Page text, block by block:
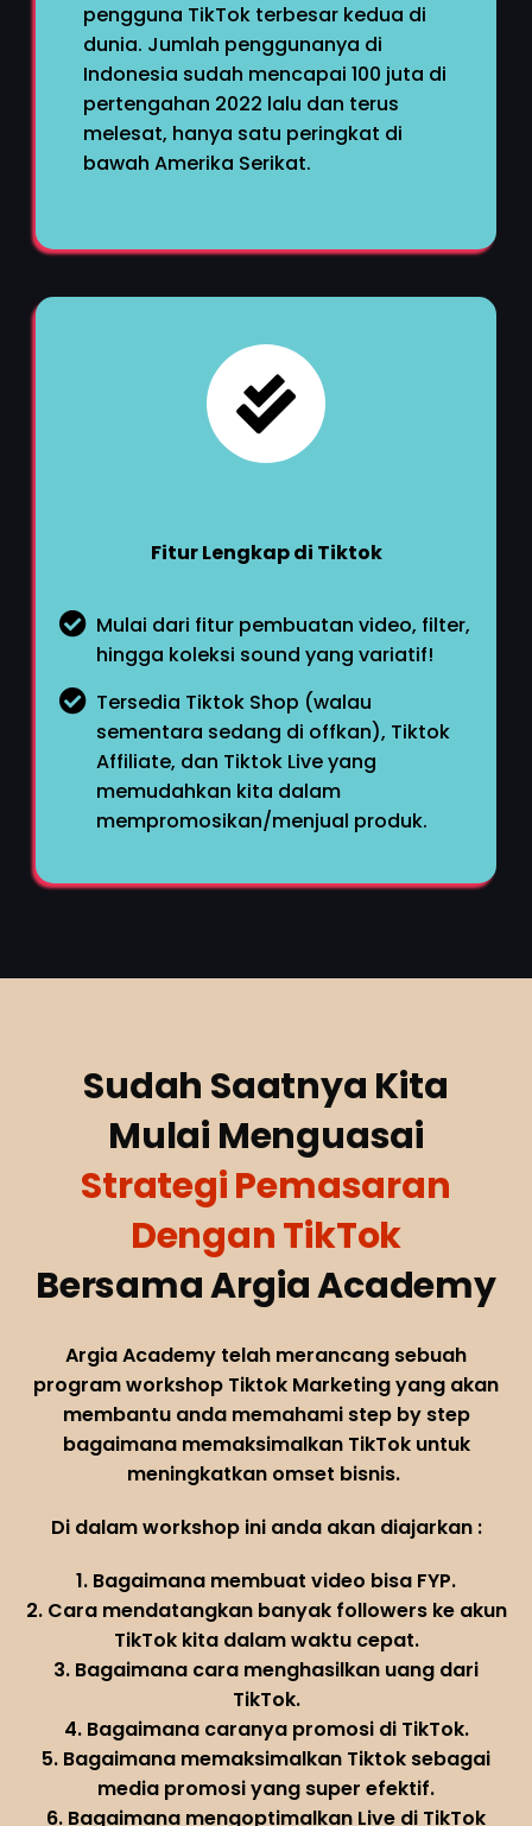
pengguna TikTok terbesar kedua di
dunia. Jumlah penggunanya di
Indonesia sudah mencapai 100 juta di
pertengahan 2022 lalu dan terus
melesat, hanya satu peringkat di
bawah Amerika Serikat.
Fitur Lengkap di Tiktok
Mulai dari fitur pembuatan video, filter,
hingga koleksi sound yang variatif!
Tersedia Tiktok Shop (walau
sementara sedang di offkan), Tiktok
Affiliate, dan Tiktok Live yang
memudahkan kita dalam
mempromosikan/menjual produk.
Sudah Saatnya Kita
Mulai Menguasai
Strategi Pemasaran
Dengan TikTok
Bersama Argia Academy
Argia Academy telah merancang sebuah
program workshop Tiktok Marketing yang akan
membantu anda memahami step by step
bagaimana memaksimalkan TikTok untuk
meningkatkan omset bisnis.
Di dalam workshop ini anda akan diajarkan :
1. Bagaimana membuat video bisa FYP.
2. Cara mendatangkan banyak followers ke akun
TikTok kita dalam waktu cepat.
3. Bagaimana cara menghasilkan uang dari
TikTok.
4. Bagaimana caranya promosi di TikTok.
5. Bagaimana memaksimalkan Tiktok sebagai
media promosi yang super efektif.
6. Bagaimana mengoptimalkan Live di TikTok